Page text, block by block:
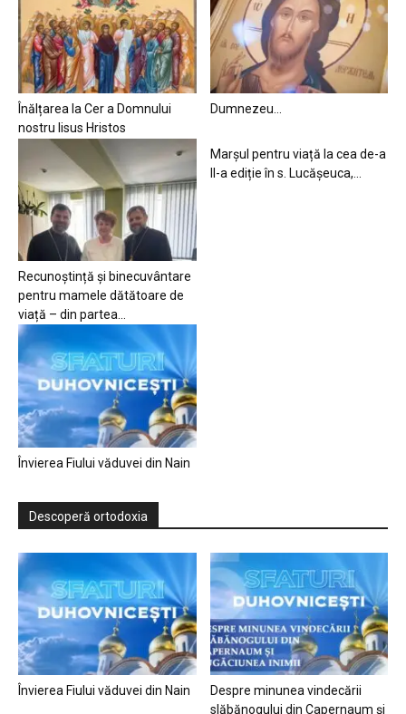
Înălțarea la Cer a Domnului
nostru Iisus Hristos
Dumnezeu…
Recunoștință și binecuvântare
pentru mamele dătătoare de
viață – din partea...
Marșul pentru viață la cea de-a
II-a ediție în s. Lucășeuca,...
Învierea Fiului văduvei din Nain
Descoperă ortodoxia
Învierea Fiului văduvei din Nain
Despre minunea vindecării
slăbănogului din Capernaum și